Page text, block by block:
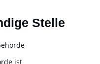
Stelle
ist